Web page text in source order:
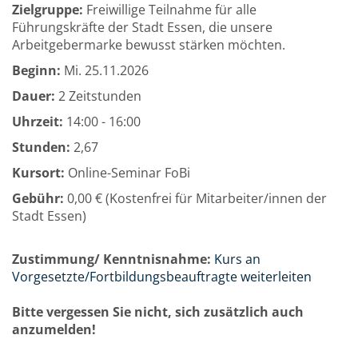
Zielgruppe: Freiwillige Teilnahme für alle
Führungskräfte der Stadt Essen, die unsere
Arbeitgebermarke bewusst stärken möchten.
Beginn: Mi. 25.11.2026
Dauer: 2 Zeitstunden
Uhrzeit: 14:00 - 16:00
Stunden: 2,67
Kursort: Online-Seminar FoBi
Gebühr: 0,00 € (Kostenfrei für Mitarbeiter/innen der
Stadt Essen)
Zustimmung/ Kenntnisnahme: Kurs an
Vorgesetzte/Fortbildungsbeauftragte weiterleiten
Bitte vergessen Sie nicht, sich zusätzlich auch
anzumelden!